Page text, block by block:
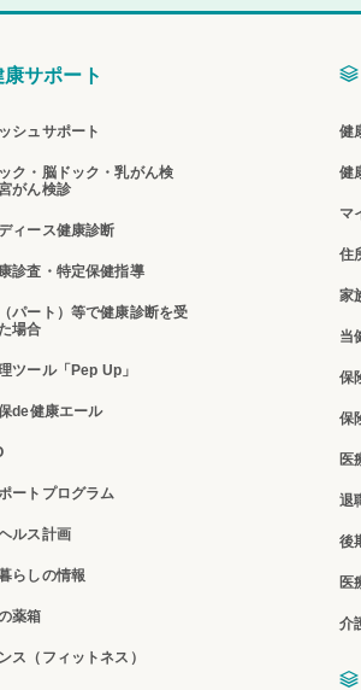
康サポート
シュサポート
ク・脳ドック・乳がん検
がん検診
ィース健康診断
診査・特定保健指導
パート）等で健康診断を受
場合
ツール「Pep Up」
de健康エール
ートプログラム
ルス計画
らしの情報
薬箱
ス（フィットネス）
健
健
マ
住
家
当
保
保
医
退
後
医
介